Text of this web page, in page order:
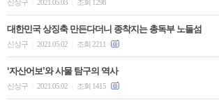
신상구 2021.05.03 조회 1298
대한민국 상징축 만든다더니 종착지는 총독부 노들섬
신상구 2021.05.02 조회 2211
‘자산어보’와 사물 탐구의 역사
신상구 2021.05.02 조회 1415